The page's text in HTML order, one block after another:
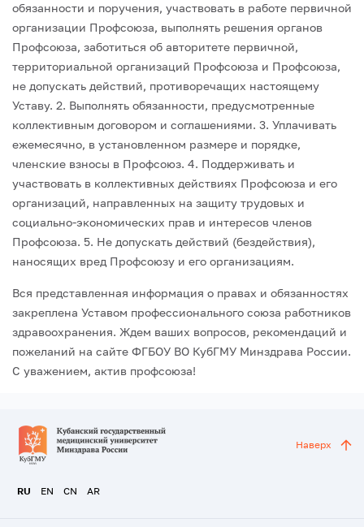
обязанности и поручения, участвовать в работе первичной
организации Профсоюза, выполнять решения органов
Профсоюза, заботиться об авторитете первичной,
территориальной организаций Профсоюза и Профсоюза,
не допускать действий, противоречащих настоящему
Уставу. 2. Выполнять обязанности, предусмотренные
коллективным договором и соглашениями. 3. Уплачивать
ежемесячно, в установленном размере и порядке,
членские взносы в Профсоюз. 4. Поддерживать и
участвовать в коллективных действиях Профсоюза и его
организаций, направленных на защиту трудовых и
социально-экономических прав и интересов членов
Профсоюза. 5. Не допускать действий (бездействия),
наносящих вред Профсоюзу и его организациям.
Вся представленная информация о правах и обязанностях
закреплена Уставом профессионального союза работников
здравоохранения. Ждем ваших вопросов, рекомендаций и
пожеланий на сайте ФГБОУ ВО КубГМУ Минздрава России.
С уважением, актив профсоюза!
RU EN CN AR
Наверх